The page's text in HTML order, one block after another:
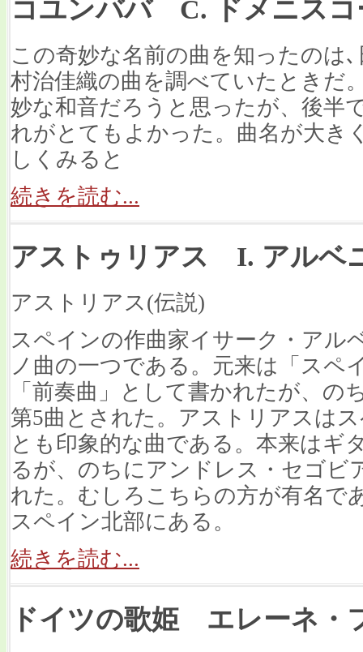
コユンババ C. ドメニスコ
この奇妙な名前の曲を知ったのは
村治佳織の曲を調べていたときだ
妙な和音だろうと思ったが、後半
れがとてもよかった。曲名が大き
しくみると
続きを読む...
アストゥリアス I. アルベ
アストリアス(伝説)
スペインの作曲家イサーク・アル
ノ曲の一つである。元来は「スペ
「前奏曲」として書かれたが、の
第5曲とされた。 アストリアスは
とも印象的な曲である。本来はギ
るが、のちにアンドレス・セゴビ
れた。むしろこちらの方が有名で
スペイン北部にある。
続きを読む...
ドイツの歌姫 エレーネ・